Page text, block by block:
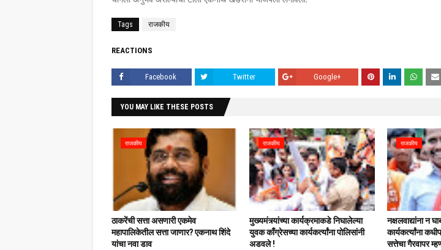
Tags राजकीय
REACTIONS
Facebook Twitter Google+
YOU MAY LIKE THESE POSTS
राजकीय
ठाकरेंची सत्ता असणारी एकमेव
महापालिकेतील सत्ता जाणार? एकनाथ शिंदे
यांचा नवा डाव
राजकीय
मुख्यमंत्र्यांच्या कार्यक्रमाकडे निघालेल्या
युवक काँग्रेसच्या कार्यकर्त्यांना पोलिसांनी
अडवले !
राजकीय
नक्षलवाद्यांना न
कार्यकर्त्यांना
सत्तेचा गैरवापर